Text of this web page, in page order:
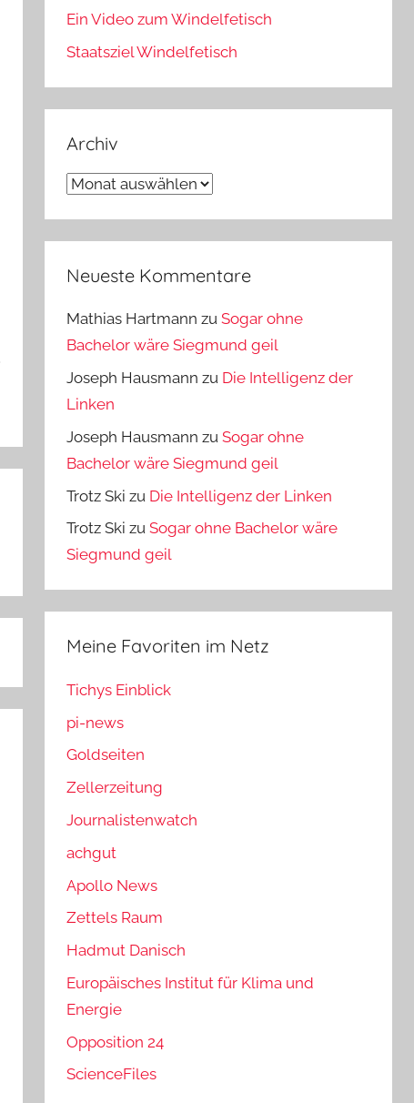
Ein Video zum Windelfetisch
Staatsziel Windelfetisch
Archiv
Archiv
Neueste Kommentare
Mathias Hartmann zuSogar ohne
Bachelor wäre Siegmund geil
Joseph Hausmann zu Die Intelligenz der
Linken
Joseph Hausmann zuSogar ohne
Bachelor wäre Siegmund geil
Trotz Ski zu Die Intelligenz der Linken
Trotz Ski zuSogar ohne Bachelor wäre
Siegmund geil
Meine Favoriten im Netz
Tichys Einblick
pi-news
Goldseiten
Zellerzeitung
Journalistenwatch
achgut
Apollo News
Zettels Raum
Hadmut Danisch
Europäisches Institut für Klima und
Energie
Opposition 24
ScienceFiles